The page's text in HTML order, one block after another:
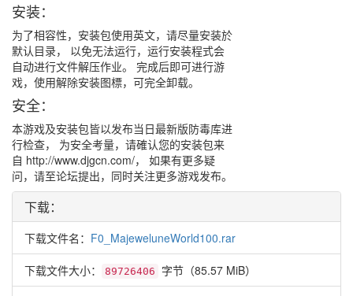
安装：
为了相容性，安装包使用英文，请尽量安装於
默认目录， 以免无法运行，运行安装程式会
自动进行文件解压作业。 完成后即可进行游
戏，使用解除安装图標，可完全卸载。
安全：
本游戏及安装包皆以发布当日最新版防毒库进
行检查， 为安全考量，请確认您的安装包来
自 http://www.djgcn.com/， 如果有更多疑
问，请至论坛提出，同时关注更多游戏发布。
下载：
下载文件名： F0_MajeweluneWorld100.rar
下载文件大小： 89726406 字节（85.57 MiB）